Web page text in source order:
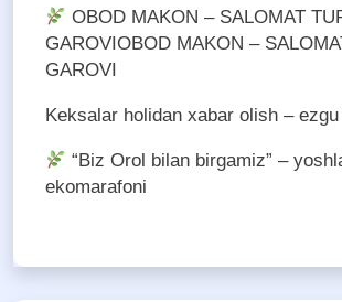
OBOD MAKON – SALOMAT
GAROVIOBOD MAKON –
GAROVI
Keksalar holidan xabar olish – ezgu
“Biz Orol bilan birgamiz” –
ekomarafoni